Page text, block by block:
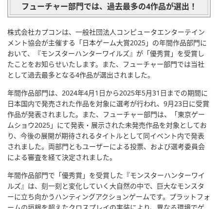
フューチャー部門では、過去最多の4作品が選出！
株式会社カプコンは、一般社団法人コンピュータエンターテイン
メント協会が主催する「日本ゲーム大賞2025」の年間作品部門に
おいて、『モンスターハンターワイルズ』が「優秀賞」を受賞し
たことをお知らせいたします。また、フューチャー部門では当社
として過去最多となる4作品が選出されました。
年間作品部門は、2024年4月1日から2025年5月31日までの期間に
日本国内で発売された作品を対象に選考が行われ、9月23日に受賞
作品が発表されました。また、フューチャー部門は、「東京ゲー
ムショウ2025」にて発表・展示された未発売作品を対象としてお
り、今後の展開が期待されるタイトルとして同イベント内で発表
されました。両部門ともユーザーによる投票、および選考委員会
による審査を経て決定されました。
年間作品部門で「優秀賞」を受賞した『モンスターハンターワイ
ルズ』は、刻一刻と変化していく大自然の中で、巨大なモンスタ
ーに立ち向かうハンティングアクションゲームです。プラットフォ